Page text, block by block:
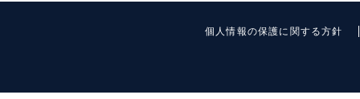
個人情報の保護に関する方針